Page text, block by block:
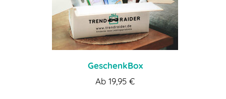
GeschenkBox
Ab 19,95 €